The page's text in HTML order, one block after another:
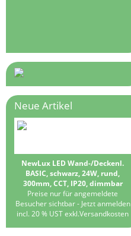
Neue Artikel
NewLux LED Wand-/Deckenl.
BASIC, schwarz, 24W, rund,
300mm, CCT, IP20, dimmbar
Preise nur für angemeldete
Besucher sichtbar - Jetzt anmelden
incl. 20 % UST exkl.Versandkosten